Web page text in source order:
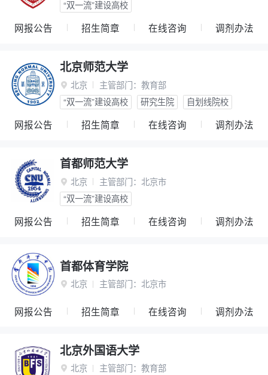
“双一流”建设高校
网报公告 招生简章 在线咨询 调剂办法
北京师范大学
 北京 主管部门： 教育部
“双一流”建设高校
研究生院 自划线院校
网报公告 招生简章 在线咨询 调剂办法
首都师范大学
 北京 主管部门： 北京市
“双一流”建设高校
网报公告 招生简章 在线咨询 调剂办法
首都体育学院
 北京 主管部门： 北京市
网报公告 招生简章 在线咨询 调剂办法
北京外国语大学
 北京 主管部门： 教育部